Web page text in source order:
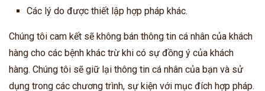
Các lý do được thiết lập hợp pháp khác.
Chúng tôi cam kết sẽ không bán thông tin cá nhân của khách
hàng cho các bệnh khác trừ khi có sự đồng ý của khách
hàng. Chúng tôi sẽ giữ lại thông tin cá nhân của bạn và sử
dụng trong các chương trình, sự kiện với mục đích hợp pháp.